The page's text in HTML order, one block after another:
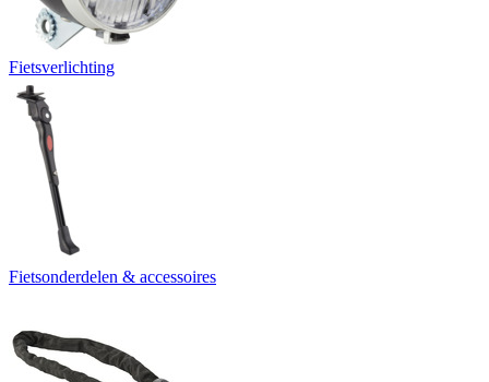
Fietsverlichting
Fietsonderdelen & accessoires